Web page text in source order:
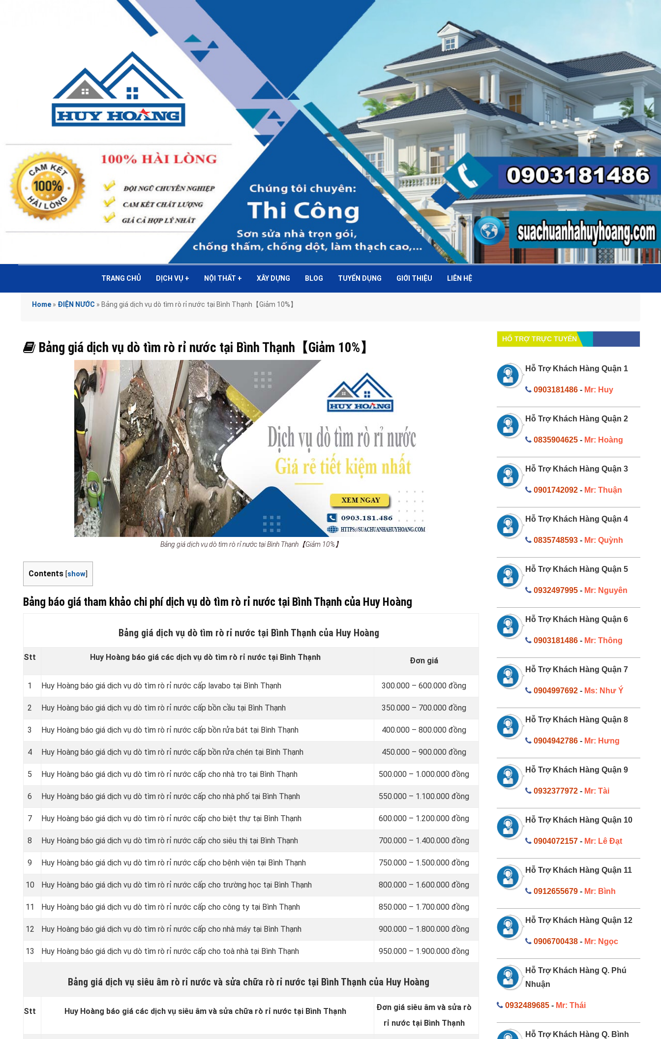
TRANG CHỦ DỊCH VỤ + NỘI THẤT + XÂY DỰNG BLOG TUYỂN DỤNG GIỚI THIỆU LIÊN HỆ
Home » ĐIỆN NƯỚC » Bảng giá dịch vụ dò tìm rò rỉ nước tại Bình Thạnh【Giảm 10%】
Bảng giá dịch vụ dò tìm rò rỉ nước tại Bình Thạnh【Giảm 10%】
Bảng giá dịch vụ dò tìm rò rỉ nước tại Bình Thạnh【Giảm 10%】
Contents [show]
Bảng báo giá tham khảo chi phí dịch vụ dò tìm rò rỉ nước tại Bình Thạnh của Huy Hoàng
Bảng giá dịch vụ dò tìm rò rỉ nước tại Bình Thạnh của Huy Hoàng
Stt Huy Hoàng báo giá các dịch vụ dò tìm rò rỉ nước tại Bình Thạnh Đơn giá
1 Huy Hoàng báo giá dịch vụ dò tìm rò rỉ nước cấp lavabo tại Bình Thạnh 300.000 – 600.000 đồng
2 Huy Hoàng báo giá dịch vụ dò tìm rò rỉ nước cấp bồn cầu tại Bình Thạnh 350.000 – 700.000 đồng
3 Huy Hoàng báo giá dịch vụ dò tìm rò rỉ nước cấp bồn rửa bát tại Bình Thạnh 400.000 – 800.000 đồng
4 Huy Hoàng báo giá dịch vụ dò tìm rò rỉ nước cấp bồn rửa chén tại Bình Thạnh 450.000 – 900.000 đồng
5 Huy Hoàng báo giá dịch vụ dò tìm rò rỉ nước cấp cho nhà trọ tại Bình Thạnh 500.000 – 1.000.000 đồng
6 Huy Hoàng báo giá dịch vụ dò tìm rò rỉ nước cấp cho nhà phố tại Bình Thạnh 550.000 – 1.100.000 đồng
7 Huy Hoàng báo giá dịch vụ dò tìm rò rỉ nước cấp cho biệt thự tại Bình Thạnh 600.000 – 1.200.000 đồng
8 Huy Hoàng báo giá dịch vụ dò tìm rò rỉ nước cấp cho siêu thị tại Bình Thạnh 700.000 – 1.400.000 đồng
9 Huy Hoàng báo giá dịch vụ dò tìm rò rỉ nước cấp cho bệnh viện tại Bình Thạnh 750.000 – 1.500.000 đồng
10 Huy Hoàng báo giá dịch vụ dò tìm rò rỉ nước cấp cho trường học tại Bình Thạnh 800.000 – 1.600.000 đồng
11 Huy Hoàng báo giá dịch vụ dò tìm rò rỉ nước cấp cho công ty tại Bình Thạnh 850.000 – 1.700.000 đồng
12 Huy Hoàng báo giá dịch vụ dò tìm rò rỉ nước cấp cho nhà máy tại Bình Thạnh 900.000 – 1.800.000 đồng
13 Huy Hoàng báo giá dịch vụ dò tìm rò rỉ nước cấp cho toà nhà tại Bình Thạnh 950.000 – 1.900.000 đồng
Bảng giá dịch vụ siêu âm rò rỉ nước và sửa chữa rò rỉ nước tại Bình Thạnh của Huy Hoàng
Stt Huy Hoàng báo giá các dịch vụ siêu âm và sửa chữa rò rỉ nước tại Bình Thạnh
Đơn giá siêu âm và sửa rò
rỉ nước tại Bình Thạnh
HỔ TRỢ TRỰC TUYẾN
Hỗ Trợ Khách Hàng Quận 1
0903181486 - Mr: Huy
Hỗ Trợ Khách Hàng Quận 2
0835904625 - Mr: Hoàng
Hỗ Trợ Khách Hàng Quận 3
0901742092 - Mr: Thuận
Hỗ Trợ Khách Hàng Quận 4
0835748593 - Mr: Quỳnh
Hỗ Trợ Khách Hàng Quận 5
0932497995 - Mr: Nguyên
Hỗ Trợ Khách Hàng Quận 6
0903181486 - Mr: Thông
Hỗ Trợ Khách Hàng Quận 7
0904997692 - Ms: Như Ý
Hỗ Trợ Khách Hàng Quận 8
0904942786 - Mr: Hưng
Hỗ Trợ Khách Hàng Quận 9
0932377972 - Mr: Tài
Hỗ Trợ Khách Hàng Quận 10
0904072157 - Mr: Lê Đạt
Hỗ Trợ Khách Hàng Quận 11
0912655679 - Mr: Bình
Hỗ Trợ Khách Hàng Quận 12
0906700438 - Mr: Ngọc
Hỗ Trợ Khách Hàng Q. Phú
Nhuận
0932489685- Mr: Thái
Hỗ Trợ Khách Hàng Q. Bình